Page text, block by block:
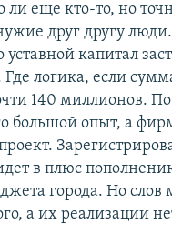
ли еще кто-то, но
друг другу
уставной капитал
Где логика, если
140 миллионов.
большой опыт, а
в плюс
города. Но
а их реализации